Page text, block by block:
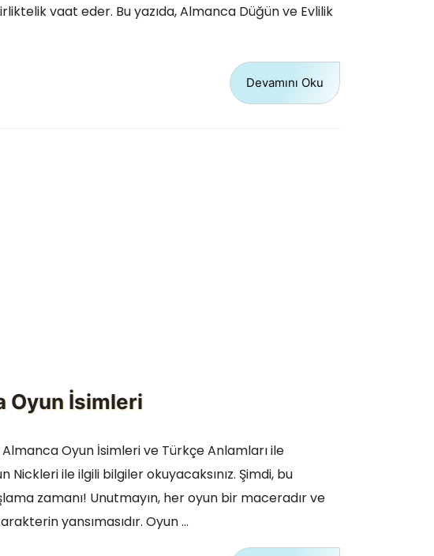
vaat eder. Bu yazıda, Almanca Düğün ve Evlilik
Devamını Oku
Oyun İsimleri
Almanca Oyun İsimleri ve Türkçe Anlamları ile
Nickleri ile ilgili bilgiler okuyacaksınız. Şimdi, bu
zamanı! Unutmayın, her oyun bir maceradır ve
yansımasıdır. Oyun …